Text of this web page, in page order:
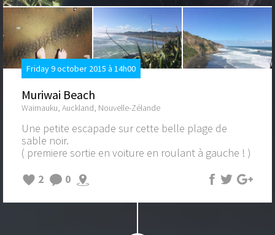
Friday 9 october 2015 à 14h00
Muriwai Beach
Waimauku, Auckland, Nouvelle-Zélande
Une petite escapade sur cette belle plage de
sable noir.
( premiere sortie en voiture en roulant à gauche ! )
2
0